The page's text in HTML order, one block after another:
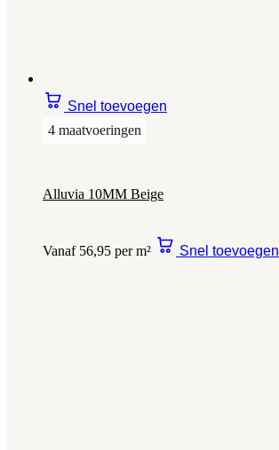
Snel toevoegen
4 maatvoeringen
Alluvia 10MM Beige
Vanaf 56,95 per m² Snel toevoegen